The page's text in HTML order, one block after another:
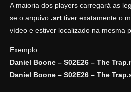
A maioria dos players carregará as
se o arquivo .srttiver exatamente o
vídeo e estiver localizado na mesma
Exemplo:
Daniel Boone – S02E26 – The
Daniel Boone – S02E26 – The